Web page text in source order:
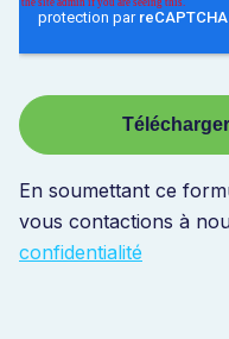
En soumettant ce
vous contactions à
confidentialité